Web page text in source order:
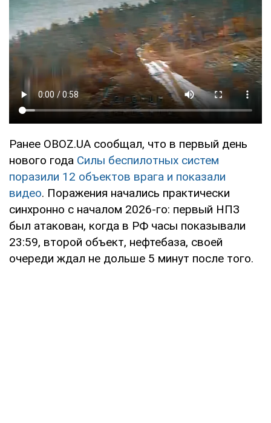
Ранее OBOZ.UA сообщал, что в первый день
нового года Силы беспилотных систем
поразили 12 объектов врага и показали
видео. Поражения начались практически
синхронно с началом 2026-го: первый НПЗ
был атакован, когда в РФ часы показывали
23:59, второй объект, нефтебаза, своей
очереди ждал не дольше 5 минут после того.